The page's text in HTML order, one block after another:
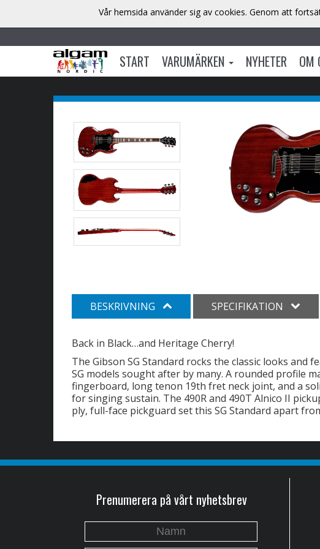
START VARUMÄRKEN NYHETER OM
BESKRIVNING SPECIFIKATION
Back in Black…and Heritage Cherry!
The Gibson SG Standard rocks the classic looks and
SG models sought after by many. A rounded profile
fingerboard, long tenon 19th fret neck joint, and a
for singing sustain. The 490R and 490T Alnico II
ply, full-face pickguard set this SG Standard apart
Prenumerera på vårt nyhetsbrev
Vår hemsida använder sig av cookies. Genom att